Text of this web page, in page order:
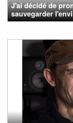
J'ai décidé de
sauvegarder